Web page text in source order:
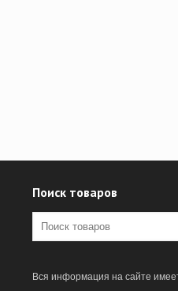
Поиск товаров
Вся информация на сайте